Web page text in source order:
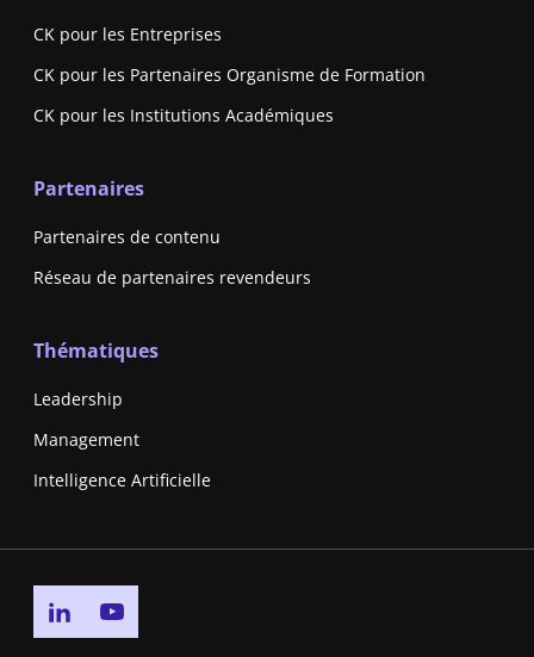
CK pour les Entreprises
CK pour les Partenaires Organisme de Formation
CK pour les Institutions Académiques
Partenaires
Partenaires de contenu
Réseau de partenaires revendeurs
Thématiques
Leadership
Management
Intelligence Artificielle
Go to linkedin page